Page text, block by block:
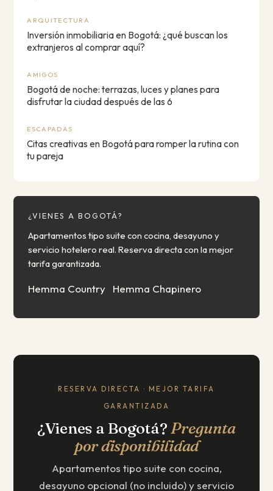
ARQUITECTURA
Inversión inmobiliaria en Bogotá: ¿qué buscan los
extranjeros al comprar aquí?
AMIGOS
Bogotá de noche: terrazas, luces y planes para
disfrutar la ciudad después de las 6
ESCAPADAS
Citas creativas en Bogotá para romper la rutina con
tu pareja
¿VIENES A BOGOTÁ?
Apartamentos tipo suite con cocina, desayuno y
servicio hotelero real. Reserva directa con la mejor
tarifa garantizada.
Hemma Country Hemma Chapinero
RESERVA DIRECTA · MEJOR TARIFA
GARANTIZADA
¿Vienes a Bogotá?Pregunta
por disponibilidad
Apartamentos tipo suite con cocina,
desayuno opcional (no incluido) y servicio